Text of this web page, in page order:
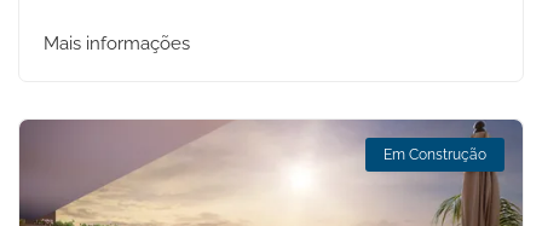
Mais informações
Em Construção